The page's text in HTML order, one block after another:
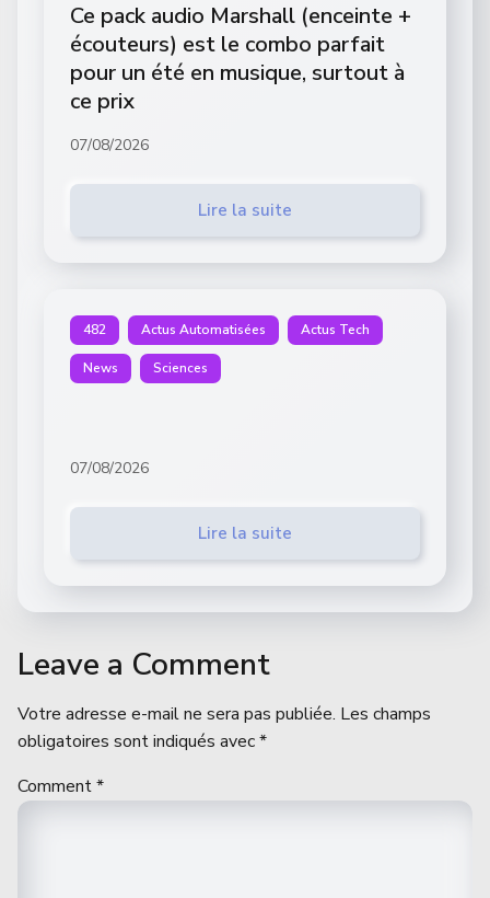
Ce pack audio Marshall (enceinte +
écouteurs) est le combo parfait
pour un été en musique, surtout à
ce prix
07/08/2026
Lire la suite
482 Actus Automatisées Actus Tech
News Sciences
07/08/2026
Lire la suite
Leave a Comment
Votre adresse e-mail ne sera pas publiée. Les champs
obligatoires sont indiqués avec*
Comment*